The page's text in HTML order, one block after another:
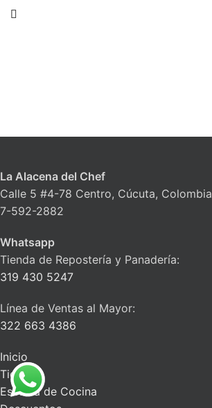
La Alacena del Chef
Calle 5 #4-78 Centro, Cúcuta, Colombia
7-592-2882
Whatsapp
Tienda de Repostería y Panadería:
319 430 5247
Línea de Ventas al Mayor:
322 663 4386
Inicio
Tienda
Escuela de Cocina